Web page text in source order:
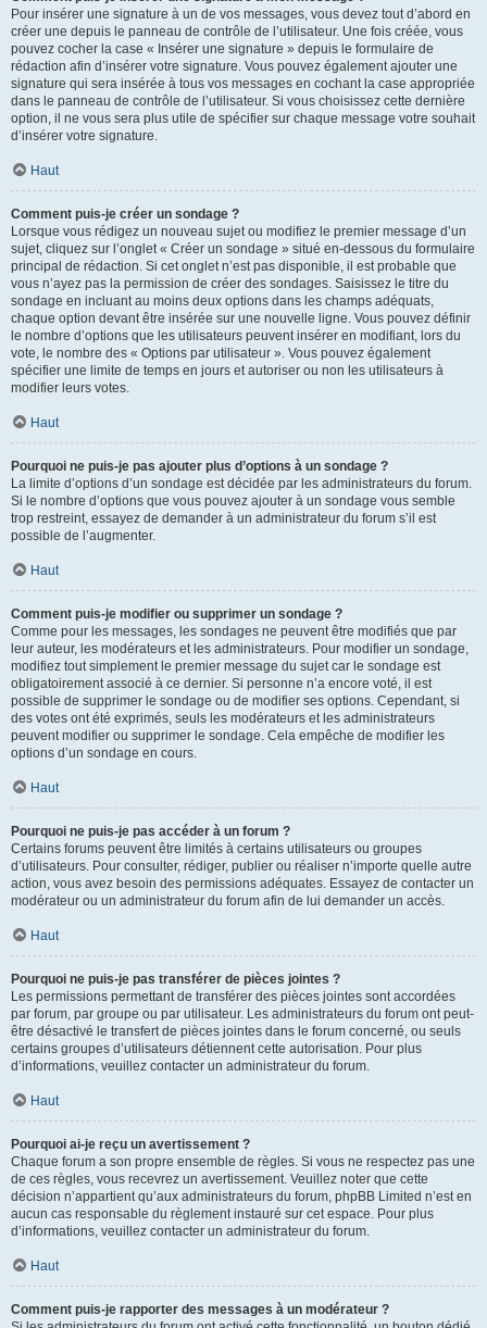
Pour insérer une signature à un de vos messages, vous devez tout d’abord en
créer une depuis le panneau de contrôle de l’utilisateur. Une fois créée, vous
pouvez cocher la case « Insérer une signature » depuis le formulaire de
rédaction afin d’insérer votre signature. Vous pouvez également ajouter une
signature qui sera insérée à tous vos messages en cochant la case appropriée
dans le panneau de contrôle de l’utilisateur. Si vous choisissez cette dernière
option, il ne vous sera plus utile de spécifier sur chaque message votre souhait
d’insérer votre signature.
Haut
Comment puis-je créer un sondage ?
Lorsque vous rédigez un nouveau sujet ou modifiez le premier message d’un
sujet, cliquez sur l’onglet « Créer un sondage » situé en-dessous du formulaire
principal de rédaction. Si cet onglet n’est pas disponible, il est probable que
vous n’ayez pas la permission de créer des sondages. Saisissez le titre du
sondage en incluant au moins deux options dans les champs adéquats,
chaque option devant être insérée sur une nouvelle ligne. Vous pouvez définir
le nombre d’options que les utilisateurs peuvent insérer en modifiant, lors du
vote, le nombre des « Options par utilisateur ». Vous pouvez également
spécifier une limite de temps en jours et autoriser ou non les utilisateurs à
modifier leurs votes.
Haut
Pourquoi ne puis-je pas ajouter plus d’options à un sondage ?
La limite d’options d’un sondage est décidée par les administrateurs du forum.
Si le nombre d’options que vous pouvez ajouter à un sondage vous semble
trop restreint, essayez de demander à un administrateur du forum s’il est
possible de l’augmenter.
Haut
Comment puis-je modifier ou supprimer un sondage ?
Comme pour les messages, les sondages ne peuvent être modifiés que par
leur auteur, les modérateurs et les administrateurs. Pour modifier un sondage,
modifiez tout simplement le premier message du sujet car le sondage est
obligatoirement associé à ce dernier. Si personne n’a encore voté, il est
possible de supprimer le sondage ou de modifier ses options. Cependant, si
des votes ont été exprimés, seuls les modérateurs et les administrateurs
peuvent modifier ou supprimer le sondage. Cela empêche de modifier les
options d’un sondage en cours.
Haut
Pourquoi ne puis-je pas accéder à un forum ?
Certains forums peuvent être limités à certains utilisateurs ou groupes
d’utilisateurs. Pour consulter, rédiger, publier ou réaliser n’importe quelle autre
action, vous avez besoin des permissions adéquates. Essayez de contacter un
modérateur ou un administrateur du forum afin de lui demander un accès.
Haut
Pourquoi ne puis-je pas transférer de pièces jointes ?
Les permissions permettant de transférer des pièces jointes sont accordées
par forum, par groupe ou par utilisateur. Les administrateurs du forum ont peut-
être désactivé le transfert de pièces jointes dans le forum concerné, ou seuls
certains groupes d’utilisateurs détiennent cette autorisation. Pour plus
d’informations, veuillez contacter un administrateur du forum.
Haut
Pourquoi ai-je reçu un avertissement ?
Chaque forum a son propre ensemble de règles. Si vous ne respectez pas une
de ces règles, vous recevrez un avertissement. Veuillez noter que cette
décision n’appartient qu’aux administrateurs du forum, phpBB Limited n’est en
aucun cas responsable du règlement instauré sur cet espace. Pour plus
d’informations, veuillez contacter un administrateur du forum.
Haut
Comment puis-je rapporter des messages à un modérateur ?